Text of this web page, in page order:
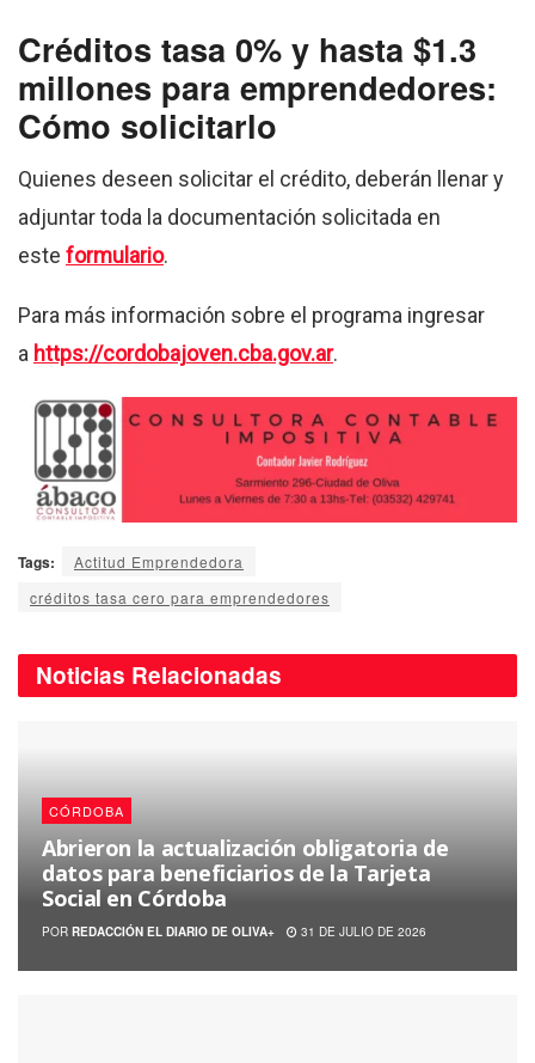
Créditos tasa 0% y hasta $1.3
millones para emprendedores:
Cómo solicitarlo
Quienes deseen solicitar el crédito, deberán llenar y
adjuntar toda la documentación solicitada en
este formulario.
Para más información sobre el programa ingresar
a https://cordobajoven.cba.gov.ar.
Tags:
Actitud Emprendedora
créditos tasa cero para emprendedores
Noticias Relacionadas
CÓRDOBA
Abrieron la actualización obligatoria de
datos para beneficiarios de la Tarjeta
Social en Córdoba
POR REDACCIÓN EL DIARIO DE OLIVA+ 31 DE JULIO DE 2026